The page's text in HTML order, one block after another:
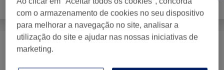
unhas
Manicure E Pedicure
com o armazenamento de cookies no seu dispositivo
para melhorar a navegação no site, analisar a
utilização do site e ajudar nas nossas iniciativas de
marketing.